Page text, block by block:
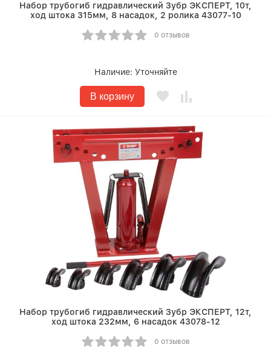
Набор трубогиб гидравлический Зубр ЭКСПЕРТ, 10т,
ход штока 315мм, 8 насадок, 2 ролика 43077-10
0 отзывов
Наличие: Уточняйте
В корзину
Набор трубогиб гидравлический Зубр ЭКСПЕРТ, 12т,
ход штока 232мм, 6 насадок 43078-12
0 отзывов